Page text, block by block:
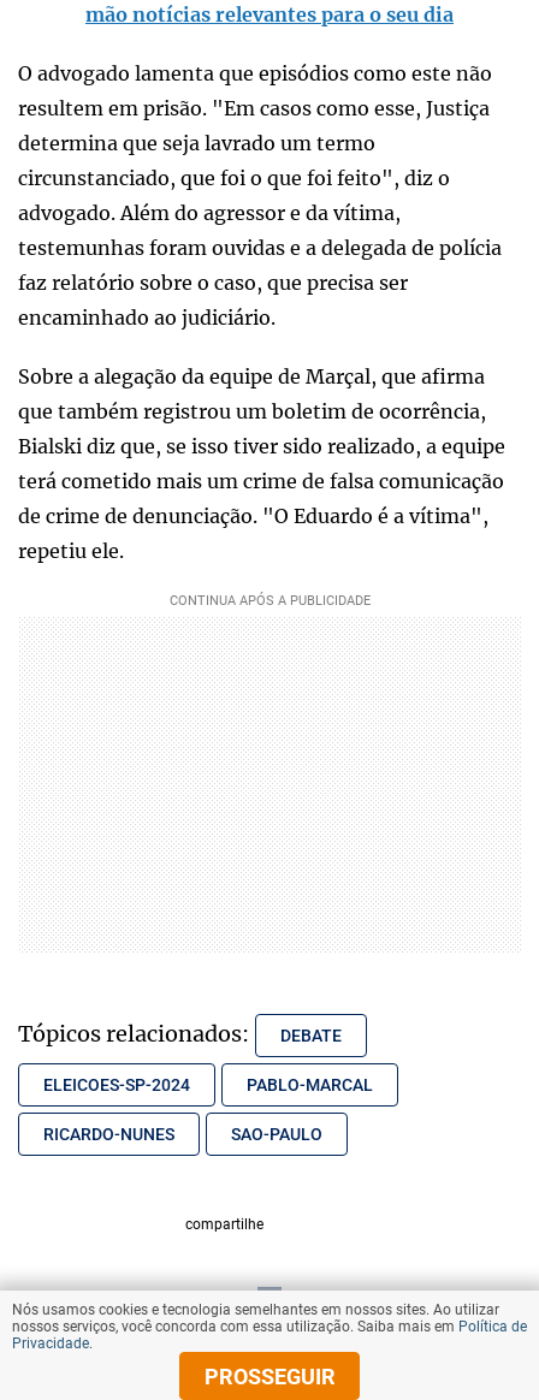
mão notícias relevantes para o seu dia
O advogado lamenta que episódios como este não
resultem em prisão. "Em casos como esse, Justiça
determina que seja lavrado um termo
circunstanciado, que foi o que foi feito", diz o
advogado. Além do agressor e da vítima,
testemunhas foram ouvidas e a delegada de polícia
faz relatório sobre o caso, que precisa ser
encaminhado ao judiciário.
Sobre a alegação da equipe de Marçal, que afirma
que também registrou um boletim de ocorrência,
Bialski diz que, se isso tiver sido realizado, a equipe
terá cometido mais um crime de falsa comunicação
de crime de denunciação. "O Eduardo é a vítima",
repetiu ele.
Tópicos relacionados: DEBATE
ELEICOES-SP-2024 PABLO-MARCAL
RICARDO-NUNES SAO-PAULO
compartilhe
VOLTAR AO TOPO
© Copyright 2025 Diários Associados
Nós usamos cookies e tecnologia semelhantes em nossos sites. Ao utilizar
nossos serviços, você concorda com essa utilização. Saiba mais em Política de
Privacidade.
PROSSEGUIR